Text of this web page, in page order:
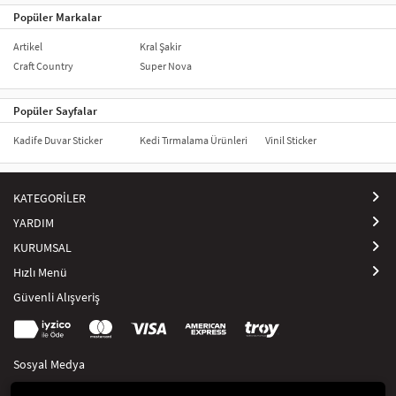
Popüler Markalar
Artikel
Craft Country
Kral Şakir
Super Nova
Popüler Sayfalar
Kadife Duvar Sticker Kedi Tırmalama Ürünleri Vinil Sticker
KATEGORİLER
YARDIM
KURUMSAL
Hızlı Menü
Güvenli Alışveriş
Sosyal Medya